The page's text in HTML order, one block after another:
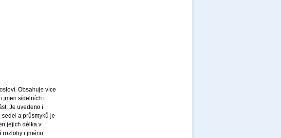
Obsahuje více
jmen sídelních i
Je uvedeno i
a průsmyků je
jejich délka v
rozlohy i jméno